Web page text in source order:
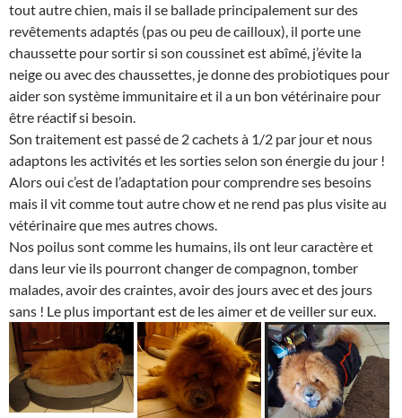
tout autre chien, mais il se ballade principalement sur des
revêtements adaptés (pas ou peu de cailloux), il porte une
chaussette pour sortir si son coussinet est abîmé, j’évite la
neige ou avec des chaussettes, je donne des probiotiques pour
aider son système immunitaire et il a un bon vétérinaire pour
être réactif si besoin.
Son traitement est passé de 2 cachets à 1/2 par jour et nous
adaptons les activités et les sorties selon son énergie du jour !
Alors oui c’est de l’adaptation pour comprendre ses besoins
mais il vit comme tout autre chow et ne rend pas plus visite au
vétérinaire que mes autres chows.
Nos poilus sont comme les humains, ils ont leur caractère et
dans leur vie ils pourront changer de compagnon, tomber
malades, avoir des craintes, avoir des jours avec et des jours
sans ! Le plus important est de les aimer et de veiller sur eux.